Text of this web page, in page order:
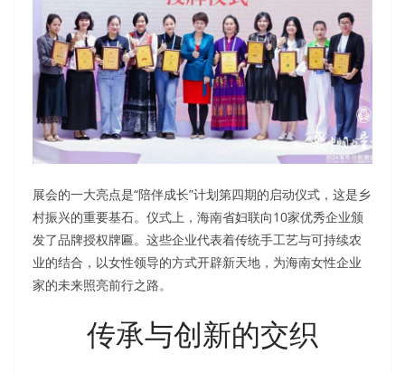
展会的一大亮点是“陪伴成长”计划第四期的启动仪式，这是乡
村振兴的重要基石。仪式上，海南省妇联向10家优秀企业颁
发了品牌授权牌匾。这些企业代表着传统手工艺与可持续农
业的结合，以女性领导的方式开辟新天地，为海南女性企业
家的未来照亮前行之路。
传承与创新的交织